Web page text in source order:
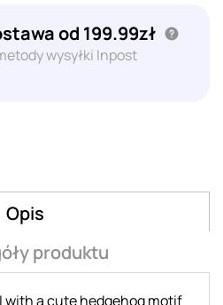
od 199.99zł
wysyłki Inpost
Opis
produktu
with a cute hedgehog motif